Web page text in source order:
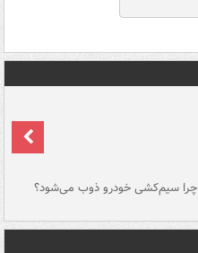
چرا سیم‌کشی خودرو ذوب می‌شود؟